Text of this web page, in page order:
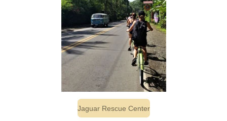
Jaguar Rescue Center